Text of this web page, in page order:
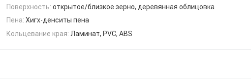
Поверхность: открытое/близкое зерно, деревянная облицовка
Пена: Хигх-денситы пена
Кольцевание края: Ламинат, PVC, ABS